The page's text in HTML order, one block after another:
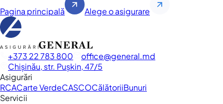
Pagina principală Alege o asigurare
+373 22 783 800 office
general.md
Chișinău, str. Pușkin, 47/5
Asigurări
RCACarte VerdeCASCOCălătoriiBunuri
Servicii